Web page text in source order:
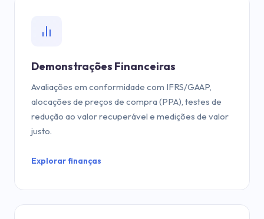
Demonstrações Financeiras
Avaliações em conformidade com IFRS/GAAP,
alocações de preços de compra (PPA), testes de
redução ao valor recuperável e medições de valor
justo.
Explorar finanças